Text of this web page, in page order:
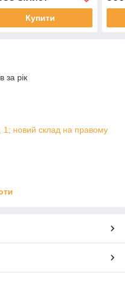
Купити
за рік
1; новий склад на правому